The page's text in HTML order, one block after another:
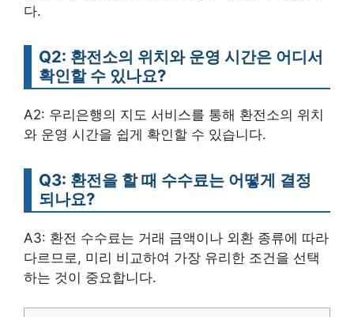
다.
Q2: 환전소의 위치와 운영 시간은 어디서
확인할 수 있나요?
A2: 우리은행의 지도 서비스를 통해 환전소의 위치
와 운영 시간을 쉽게 확인할 수 있습니다.
Q3: 환전을 할 때 수수료는 어떻게 결정
되나요?
A3: 환전 수수료는 거래 금액이나 외환 종류에 따라
다르므로, 미리 비교하여 가장 유리한 조건을 선택
하는 것이 중요합니다.